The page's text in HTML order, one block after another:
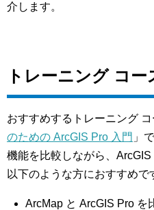
介します。
トレーニング コー
おすすめするトレーニング コ
のための ArcGIS Pro 入門 」
機能を比較しながら、ArcGIS
以下のような方におすすめで
ArcMap と ArcGIS Pro を